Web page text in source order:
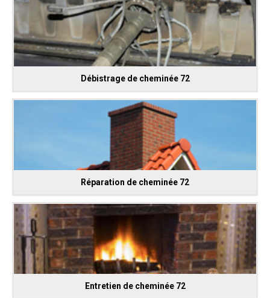
Débistrage de cheminée 72
Réparation de cheminée 72
Entretien de cheminée 72